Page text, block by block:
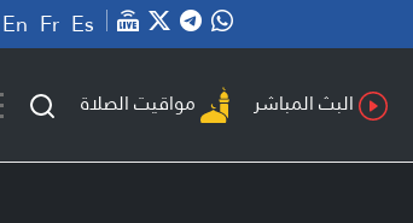
En Fr Es
البث المباشر مواقيت الصلاة